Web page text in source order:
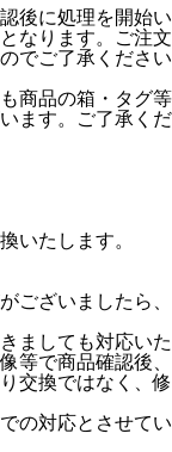
後に処理を開始
なります。ご注
でご了承くださ
商品の箱・タグ
ます。ご了承く
いたします。
ございましたら
ましても対応い
等で商品確認後
交換ではなく、
の対応とさせて